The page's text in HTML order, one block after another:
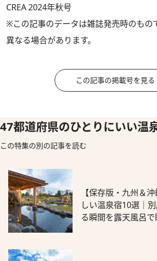
CREA 2024年秋号
※この記事のデータは雑誌発売時のもの
異なる場合があります。
この記事の掲載号を見る
47都道府県のひとりにいい温
この特集の別の記事を読む
【保存版・九州＆
しい温泉宿10選｜
る瞬間を露天風呂